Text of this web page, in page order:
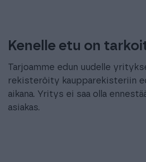
Kenelle etu on
Tarjoamme edun uudelle
rekisteröity kaupparekisteriin
aikana. Yritys ei saa olla
asiakas.